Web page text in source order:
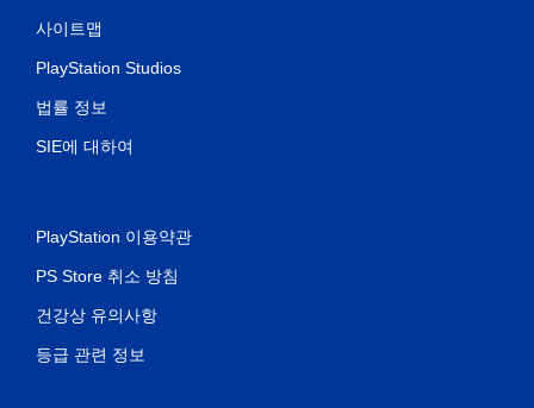
사이트맵
PlayStation Studios
법률 정보
SIE에 대하여
PlayStation 이용약관
PS Store 취소 방침
건강상 유의사항
등급 관련 정보